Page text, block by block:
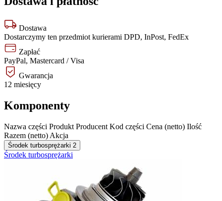
Dostawa
Dostarczymy ten przedmiot kurierami DPD, InPost, FedEx
Zapłać
PayPal, Mastercard / Visa
Gwarancja
12 miesięcy
Komponenty
Nazwa części Produkt Producent Kod części Cena (netto) Ilość
Razem (netto) Akcja
Środek turbosprężarki 2
Środek turbosprężarki